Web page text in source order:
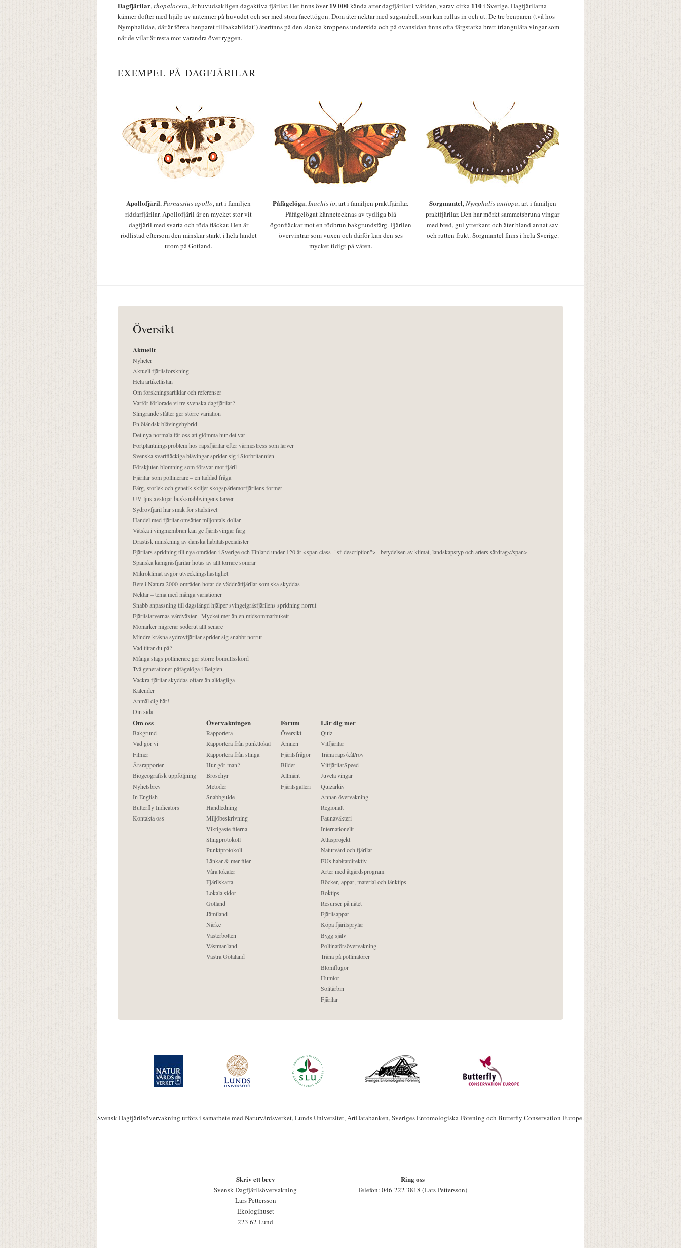
Dagfjärilar,rhopalocera, är huvudsakligen dagaktiva fjärilar. Det finns över19 000kända arter dagfjärilar i världen, varav cirka 110i Sverige. Dagfjärilarna
känner dofter med hjälp av antenner på huvudet och ser med stora facettögon. Dom äter nektar med sugsnabel, som kan rullas in och ut. De tre benparen (två hos
Nymphalidae, där är första benparet tillbakabildat!) återfinns på den slanka kroppens undersida och på ovansidan finns ofta färgstarka brett triangulära vingar som
när de vilar är resta mot varandra över ryggen.
EXEMPEL PÅ DAGFJÄRILAR
Apollofjäril,Parnassius apollo, art i familjen
riddarfjärilar. Apollofjäril är en mycket stor vit
dagfjäril med svarta och röda fläckar. Den är
rödlistad eftersom den minskar starkt i hela landet
utom på Gotland.
Påfågelöga,Inachis io, art i familjen praktfjärilar.
Påfågelögat kännetecknas av tydliga blå
ögonfläckar mot en rödbrun bakgrundsfärg. Fjärilen
övervintrar som vuxen och därför kan den ses
mycket tidigt på våren.
Sorgmantel,Nymphalis antiopa, art i familjen
praktfjärilar. Den har mörkt sammetsbruna vingar
med bred, gul ytterkant och äter bland annat sav
och rutten frukt. Sorgmantel finns i hela Sverige.
Översikt
Aktuellt
Nyheter
Aktuell fjärilsforskning
Hela artikellistan
Om forskningsartiklar och referenser
Varför förlorade vi tre svenska dagfjärilar?
Slingrande slåtter ger större variation
En öländsk blåvingehybrid
Det nya normala får oss att glömma hur det var
Fortplantningsproblem hos rapsfjärilar efter värmestress som larver
Svenska svartfläckiga blåvingar sprider sig i Storbritannien
Förskjuten blomning som försvar mot fjäril
Fjärilar som pollinerare – en laddad fråga
Färg, storlek och genetik skiljer skogspärlemorfjärilens former
UV-ljus avslöjar busksnabbvingens larver
Sydrovfjäril har smak för stadslivet
Handel med fjärilar omsätter miljontals dollar
Vätska i vingmembran kan ge fjärilsvingar färg
Drastisk minskning av danska habitatspecialister
Fjärilars spridning till nya områden i Sverige och Finland under 120 år <span class="sf-description">– betydelsen av klimat, landskapstyp och arters särdrag</span>
Spanska kamgräsfjärilar hotas av allt torrare somrar
Mikroklimat avgör utvecklingshastighet
Bete i Natura 2000-områden hotar de väddnätfjärilar som ska skyddas
Nektar – tema med många variationer
Snabb anpassning till dagslängd hjälper svingelgräsfjärilens spridning norrut
Fjärilslarvernas värdväxter– Mycket mer än en midsommarbukett
Monarker migrerar söderut allt senare
Mindre kräsna sydrovfjärilar sprider sig snabbt norrut
Vad tittar du på?
Många slags pollinerare ger större bomullsskörd
Två generationer påfågelöga i Belgien
Vackra fjärilar skyddas oftare än alldagliga
Kalender
Anmäl dig här!
Din sida
Om oss
Bakgrund
Vad gör vi
Filmer
Årsrapporter
Biogeografisk uppföljning
Nyhetsbrev
In English
Butterfly Indicators
Kontakta oss
Övervakningen
Rapportera
Rapportera från punktlokal
Rapportera från slinga
Hur gör man?
Broschyr
Metoder
Snabbguide
Handledning
Miljöbeskrivning
Viktigaste filerna
Slingprotokoll
Punktprotokoll
Länkar & mer filer
Våra lokaler
Fjärilskarta
Lokala sidor
Gotland
Jämtland
Närke
Västerbotten
Västmanland
Västra Götaland
Forum
Översikt
Ämnen
Fjärilsfrågor
Bilder
Allmänt
Fjärilsgalleri
Lär dig mer
Quiz
Vitfjärilar
Träna raps/kål/rov
VitfjärilarSpeed
Juvela vingar
Quizarkiv
Annan övervakning
Regionalt
Faunaväkteri
Internationellt
Atlasprojekt
Naturvård och fjärilar
EUs habitatdirektiv
Arter med åtgärdsprogram
Böcker, appar, material och länktips
Boktips
Resurser på nätet
Fjärilsappar
Köpa fjärilsprylar
Bygg själv
Pollinatörsövervakning
Träna på pollinatörer
Blomflugor
Humlor
Solitärbin
Fjärilar
Svensk Dagfjärilsövervakning utförs i samarbete med Naturvårdsverket, Lunds Universitet, ArtDatabanken, Sveriges Entomologiska Förening och Butterfly Conservation Europe.
Skriv ett brev
Svensk Dagfjärilsövervakning
Lars Pettersson
Ekologihuset
223 62 Lund
Ring oss
Telefon: 046-222 3818 (Lars Pettersson)